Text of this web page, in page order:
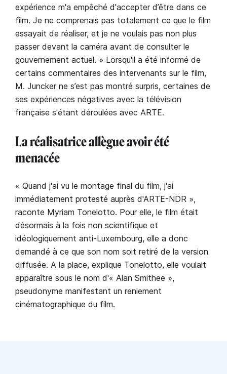
expérience m'a empêché d'accepter d’être dans ce
film. Je ne comprenais pas totalement ce que le film
essayait de réaliser, et je ne voulais pas non plus
passer devant la caméra avant de consulter le
gouvernement actuel. » Lorsqu'il a été informé de
certains commentaires des intervenants sur le film,
M. Juncker ne s’est pas montré surpris, certaines de
ses expériences négatives avec la télévision
française s'étant déroulées avec ARTE.
La réalisatrice allègue avoir été
menacée
« Quand j'ai vu le montage final du film, j'ai
immédiatement protesté auprès d'ARTE-NDR »,
raconte Myriam Tonelotto. Pour elle, le film était
désormais à la fois non scientifique et
idéologiquement anti-Luxembourg, elle a donc
demandé à ce que son nom soit retiré de la version
diffusée. A la place, explique Tonelotto, elle voulait
apparaître sous le nom d'« Alan Smithee »,
pseudonyme manifestant un reniement
cinématographique du film.